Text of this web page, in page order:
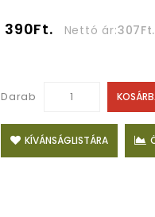
390Ft. Nettó ár:307Ft.
Darab
KÍVÁNSÁGLISTÁRA